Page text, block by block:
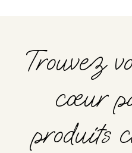
Trouvez
cœur
produits